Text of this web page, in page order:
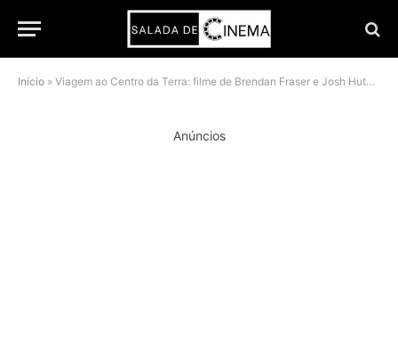
Início » Viagem ao Centro da Terra: filme de Brendan Fraser e Josh Hutcherson ganha fôlego na Netflix
Anúncios